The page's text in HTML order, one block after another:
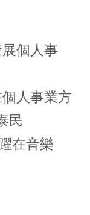
個人事
人事業方
民
在音樂